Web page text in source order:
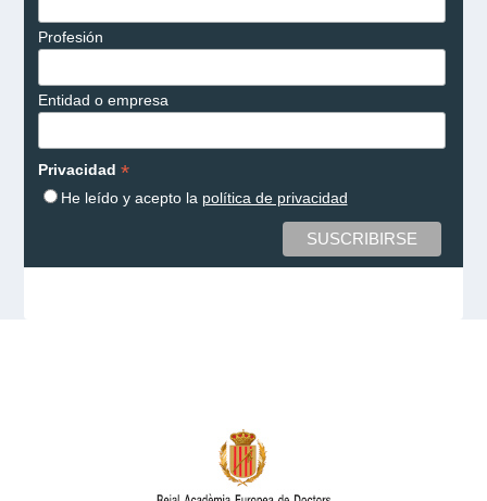
Profesión
Entidad o empresa
Privacidad *
He leído y acepto la política de privacidad